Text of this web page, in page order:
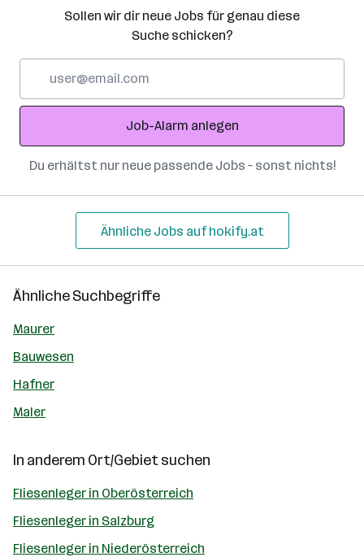
Sollen wir dir neue Jobs für genau diese
Suche schicken?
Adresse
Job-Alarm anlegen
Du erhältst nur neue passende Jobs – sonst nichts!
Ähnliche Jobs auf hokify.at
Ähnliche Suchbegriffe
Maurer
Bauwesen
Hafner
Maler
In anderem Ort/Gebiet suchen
Fliesenleger in Oberösterreich
Fliesenleger in Salzburg
Fliesenleger in Niederösterreich